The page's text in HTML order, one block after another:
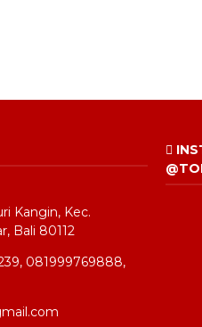
Kangin, Kec.
Bali 80112
081999769888,